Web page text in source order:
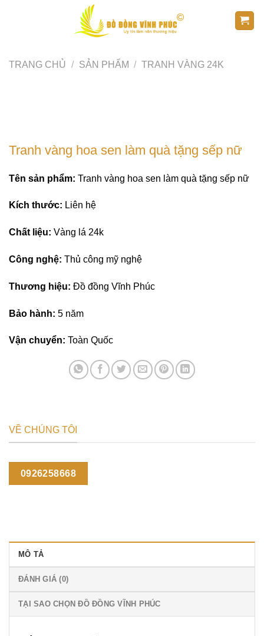
TRANG CHỦ / SẢN PHẨM / TRANH VÀNG 24K
Tranh vàng hoa sen làm quà tặng sếp nữ
Tên sản phẩm: Tranh vàng hoa sen làm quà tặng sếp nữ
Kích thước: Liên hệ
Chất liệu: Vàng lá 24k
Công nghệ: Thủ công mỹ nghệ
Thương hiệu: Đồ đồng Vĩnh Phúc
Bảo hành: 5 năm
Vận chuyển: Toàn Quốc
VỀ CHÚNG TÔI
0926258668
MÔ TẢ
ĐÁNH GIÁ (0)
TẠI SAO CHỌN ĐỒ ĐỒNG VĨNH PHÚC